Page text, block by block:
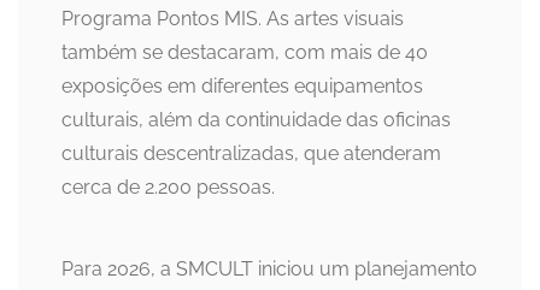
Programa Pontos MIS. As artes visuais
também se destacaram, com mais de 40
exposições em diferentes equipamentos
culturais, além da continuidade das oficinas
culturais descentralizadas, que atenderam
cerca de 2.200 pessoas.
Para 2026, a SMCULT iniciou um planejamento